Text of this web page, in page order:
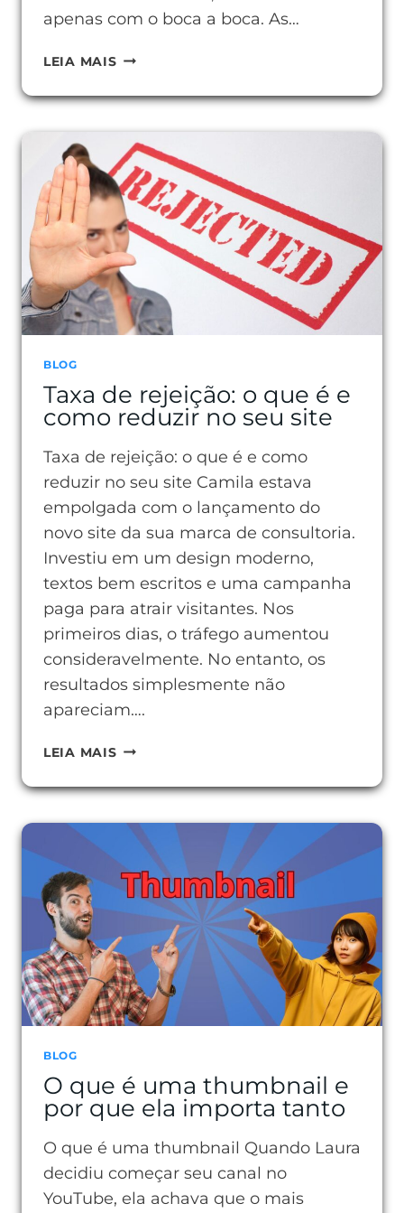
apenas com o boca a boca. As…
LEIA MAISGOOGLE
BLOG
Taxa de rejeição: o que é e
como reduzir no seu site
Taxa de rejeição: o que é e como
reduzir no seu site Camila estava
empolgada com o lançamento do
novo site da sua marca de consultoria.
Investiu em um design moderno,
textos bem escritos e uma campanha
paga para atrair visitantes. Nos
primeiros dias, o tráfego aumentou
consideravelmente. No entanto, os
resultados simplesmente não
apareciam….
LEIA MAISTAXA
O
QUE
É
COMO
REDUZIR
NO
SEU
SITE
BLOG
O que é uma thumbnail e
por que ela importa tanto
O que é uma thumbnail Quando Laura
decidiu começar seu canal no
YouTube, ela achava que o mais